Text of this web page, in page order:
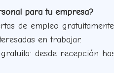
para tu empresa?
de empleo
en trabajar.
desde recepción